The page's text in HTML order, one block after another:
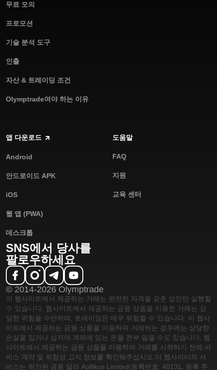
무료 모의
프로모션
기술 분석 도구
인출
자산 & 트레이딩 조건
Olymptrade여야 하는 이유
앱 다운로드
Android
안드로이드 APK
iOS
웹 앱 (PWA)
데스크톱
도움말
FAQ
지원
교육 센터
SNS에서 당사를
팔로우하세요
© 2014-2026 Olymptrade
이 웹사이트에서 제공하는 거래는 완전한 자격을 갖춘 성인만 실행할
수 있습니다. 웹사이트에서 제공하는 금융 상품을 이용한 거래는 상
당한 위험을 수반하며, 트레이딩은 매우 위험할 수 있습니다. 이 웹사
이트에서 제공하는 금융 상품을 이용하여 거래하는 경우에는 상당한
손실을 입거나 심지어 계좌에 있는 돈을 전부 잃을 수도 있습니다. 웹
사이트에서 제공하는 금융 상품을 이용하여 거래를 시작하기 전에 서
비스 계약 및 위험성 고지 정보를 확인해주십시오.이 웹사이터의 서
비스는 허가된 금융 딜러 Aollikus Limited(등록번호: 40131, 등록 주